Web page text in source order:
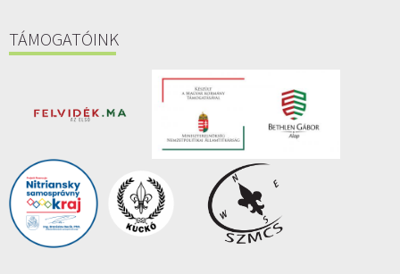
TÁMOGATÓINK